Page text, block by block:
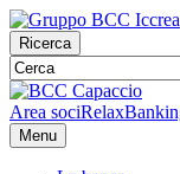
Ricerca
Area soci
Menu